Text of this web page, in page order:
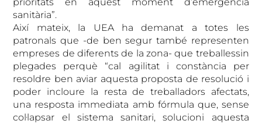
sanitària”.
Així mateix, la UEA ha demanat a totes les
patronals que -de ben segur també representen
empreses de diferents de la zona- que treballessin
plegades perquè “cal agilitat i constància per
resoldre ben aviar aquesta proposta de resolució i
poder incloure la resta de treballadors afectats,
una resposta immediata amb fórmula que, sense
col·lapsar el sistema sanitari, solucioni aquesta